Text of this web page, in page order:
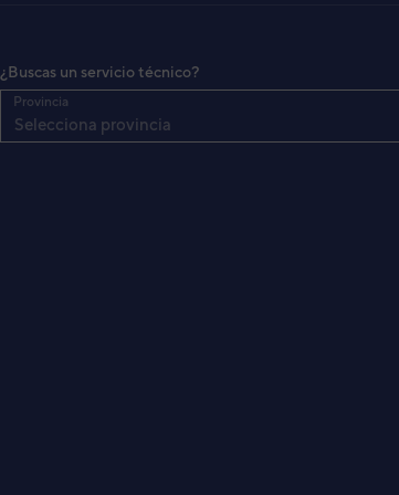
¿Buscas un servicio técnico?
Selecciona provincia
Provincia